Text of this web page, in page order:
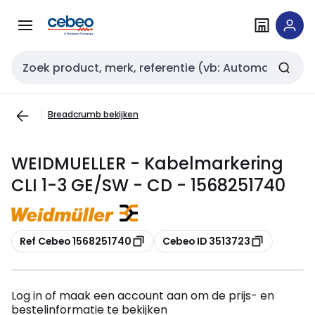
naar
naar
Zoekveld invoer
Breadcrumb bekijken
WEIDMUELLER - Kabelmarkering
CLI 1-3 GE/SW - CD - 1568251740
Kopiëren
Ref Cebeo 1568251740 Kopiëren
Cebeo ID 3513723
Log in of maak een account aan om de prijs- en
bestelinformatie te bekijken